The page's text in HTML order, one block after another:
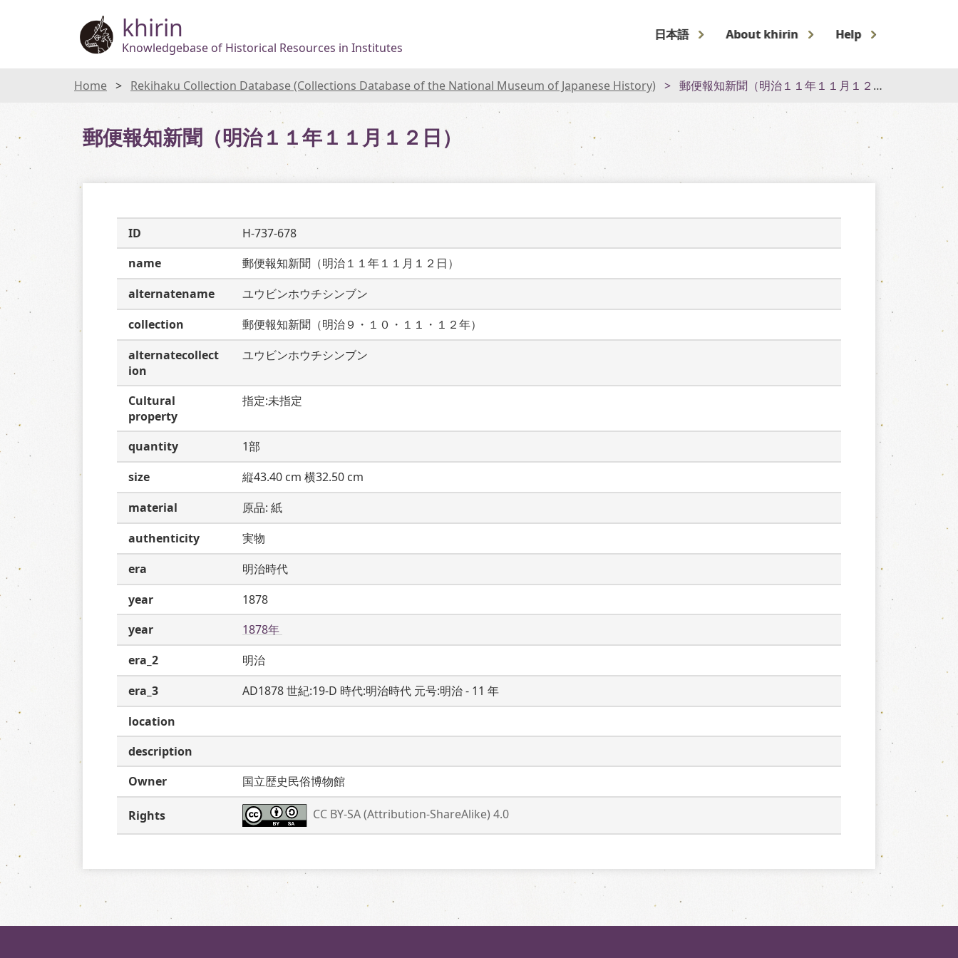
khirin
Knowledgebase of Historical Resources in Institutes
日本語 About khirin Help
Home Rekihaku Collection Database (Collections Database of the National Museum of Japanese History) 郵便報知新聞（明治１１年１１月１２日）
郵便報知新聞（明治１１年１１月１２日）
ID
H-737-678
name
郵便報知新聞（明治１１年１１月１２日）
alternatename
ユウビンホウチシンブン
collection
郵便報知新聞（明治９・１０・１１・１２年）
alternatecollect
ion
ユウビンホウチシンブン
Cultural
property
指定:未指定
quantity
1部
size
縦43.40 cm 横32.50 cm
material
原品: 紙
authenticity
実物
era
明治時代
year
1878
year
1878年
era_2
明治
era_3
AD1878 世紀:19-D 時代:明治時代 元号:明治 - 11 年
location
description
Owner
国立歴史民俗博物館
Rights CC BY-SA (Attribution-ShareAlike) 4.0